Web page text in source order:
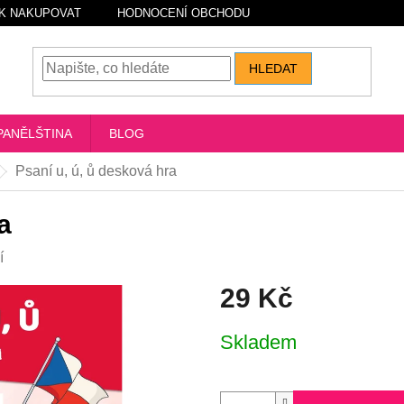
NAKUPOVAT HODNOCENÍ OBCHODU
HLEDAT
BLOG
Psaní u, ú, ů desková hra
29 Kč
cena:
Skladem